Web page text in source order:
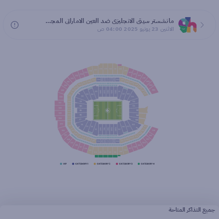
مانشستر سيتي الانجليزي ضد العين الاماراتي المجموعة G كأس العالم للأندية 2025
الاثنين 23 يونيو 2025 04:00 ص
جميع التذاكر المتاحة